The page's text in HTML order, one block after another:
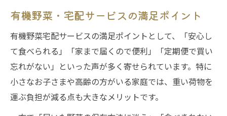
有機野菜・宅配サービスの満足ポイント
有機野菜宅配サービスの満足ポイントとして、「安心し
て食べられる」「家まで届くので便利」「定期便で買い
忘れがない」といった声が多く寄せられています。特に
小さなお子さまや高齢の方がいる家庭では、重い荷物を
運ぶ負担が減る点も大きなメリットです。